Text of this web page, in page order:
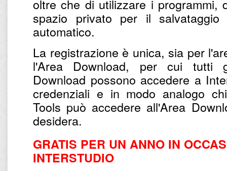
oltre che di utilizzare i programmi,
spazio privato per il
automatico.
La registrazione è unica, sia per
l'Area Download, per cui tutti
Download possono accedere a
credenziali e in modo analogo
Tools può accedere all'Area
desidera.
GRATIS PER UN ANNO IN
INTERSTUDIO